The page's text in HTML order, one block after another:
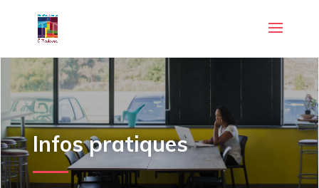
Infos pratiques